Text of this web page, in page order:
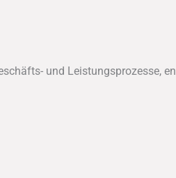
und Leistungsprozesse,